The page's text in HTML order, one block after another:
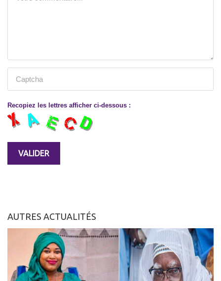
Recopiez les lettres afficher ci-dessous :
AUTRES ACTUALITÉS